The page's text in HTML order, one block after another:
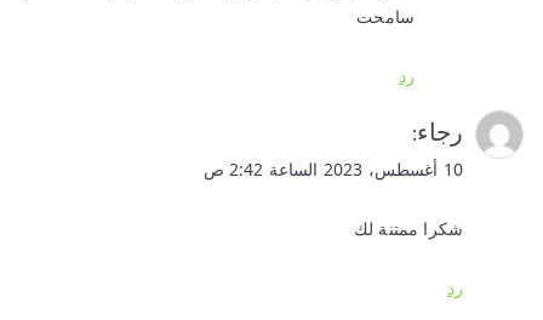
سامحت
رد
رجاء:
10 أغسطس، 2023 الساعة 2:42 ص
شكرا ممتنة لك
رد